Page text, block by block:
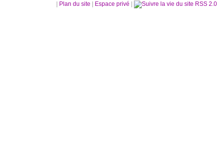
Plan du site Espace privé RSS 2.0